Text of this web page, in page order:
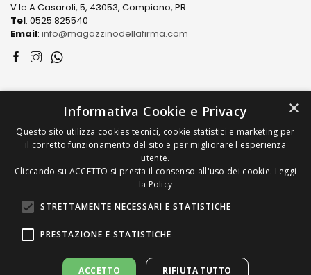
V.le A.Casaroli, 5, 43053, Compiano, PR
Tel: 0525 825540
Email: info@magazzinodellafirma.com
PRODOTTI
COME ACQUISTARE
Copyright © 2022/2026 Magazzino della Firma S.n.C. di
×
Informativa Cookie e Privacy
Questo sito utilizza cookies tecnici, cookie statistici e marketing per
il corretto funzionamento del sito e per migliorare l'esperienza
utente.
Cliccando su ACCETTO si presta il consenso all'uso dei cookie. Leggi
la Policy
STRETTAMENTE NECESSARI E STATISTICHE
PRESTAZIONE E STATISTICHE
ACCETTO RIFIUTA TUTTO